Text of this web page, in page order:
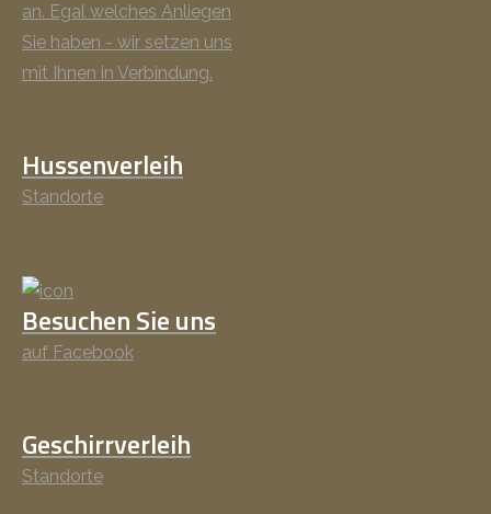
an. Egal welches Anliegen
Sie haben - wir setzen uns
mit Ihnen in Verbindung.
Hussenverleih
Standorte
Besuchen Sie uns
auf Facebook
Geschirrverleih
Standorte